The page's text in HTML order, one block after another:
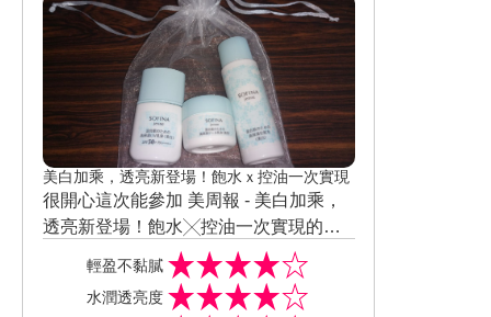
日本花王旗下的品牌 SOFINA蘇菲娜 是
我近年來 , 非常喜愛的品牌之一 !
現代人生活忙碌 & 經濟壓力大 & 晚睡 &
3C又發達的社會生活型態 , 肌齡隨著年
紀逐漸老化 ! 我是名育有3子的家庭主婦 ,
每日深陷繁瑣的家務與照顧孩子這座牢
籠 , 每到晚上11點 , 才有自己的時間 ! 每
天晚睡早起 , 好討厭的灰姑娘生活啦 ! 臉
部肌膚從原本的白嫩肌變成斑斑點點的
黃臉婆 ! 為了家庭 & 孩子 , 女人真的好犧
牲 ! 感謝美周報讓我體驗重拾年輕的 白
嫩與彈嫩肌膚的機會 ! 這次試用體驗的 1
美白加乘，透亮新登場！飽水ｘ控油一次實現
很開心這次能參加 美周報 - 美白加乘，
透亮新登場！飽水╳控油一次實現的試
我收到的是針對我膚質的 - SOFINA jenn
e 透美顏 水凝防曬體驗組 ! 內容物有
........ 1.混合肌適用飽水控油雙效化妝水
哇 ....... SOFINA好大方 ! 直接給一系列的
輕盈不黏膩
水潤透亮度